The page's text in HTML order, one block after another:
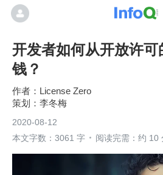
开发者如何从开放许
钱？
License Zero
李冬梅
2020-08-12
本文字数：3061 字
阅读完需：约 10